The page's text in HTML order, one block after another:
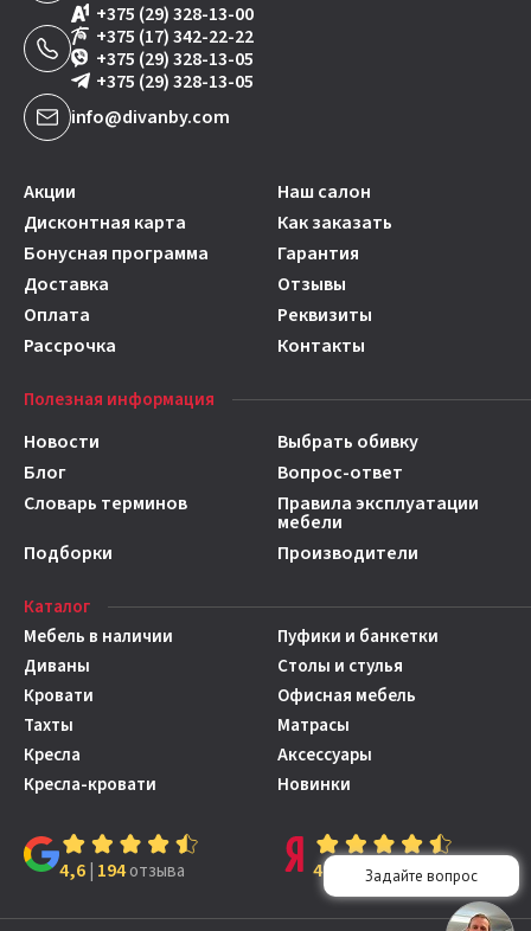
+375 (29) 328-13-00
+375 (17) 342-22-22
+375 (29) 328-13-05
+375 (29) 328-13-05
info@divanby.com
Акции
Наш салон
Дисконтная карта
Как заказать
Бонусная программа
Гарантия
Доставка
Отзывы
Оплата
Реквизиты
Рассрочка
Контакты
Полезная информация
Новости
Выбрать обивку
Блог
Вопрос-ответ
Словарь терминов
Правила эксплуатации
мебели
Подборки
Производители
Каталог
Мебель в наличии
Диваны
Кровати
Тахты
Кресла
Кресла-кровати
Пуфики и банкетки
Столы и стулья
Офисная мебель
Матрасы
Аксессуары
Новинки
4,6| 194отзыва 4,7 149отзывов